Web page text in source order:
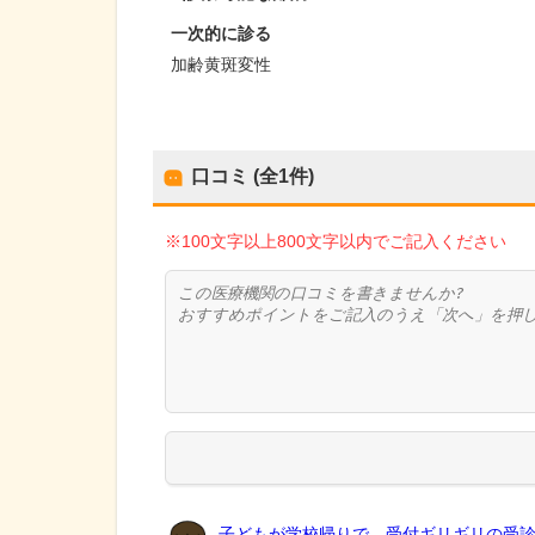
一次的に診る
加齢黄斑変性
口コミ (全1件)
※100文字以上800文字以内でご記入ください